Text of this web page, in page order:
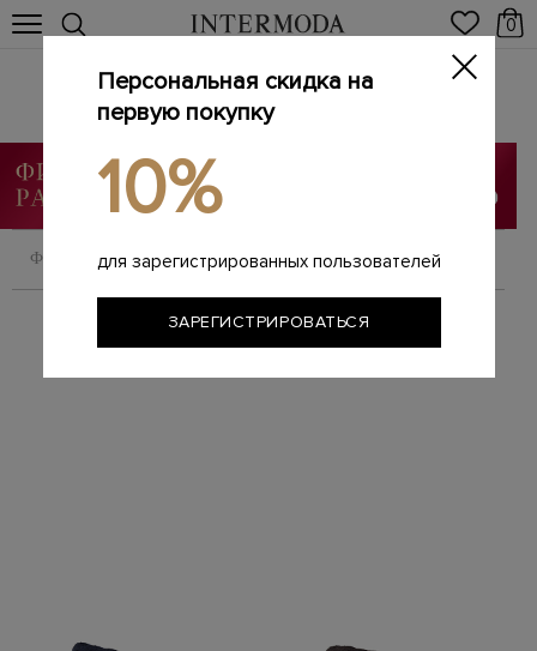
0
Ремни
Главная / Мужчинам / Аксессуары
ФИЛЬТРОВАТЬ СОРТИРОВАТЬ
Персональная скидка на
первую покупку
10%
для зарегистрированных пользователей
ЗАРЕГИСТРИРОВАТЬСЯ